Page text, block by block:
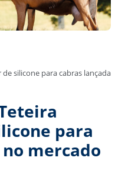
silicone para cabras lançada
para
mercado